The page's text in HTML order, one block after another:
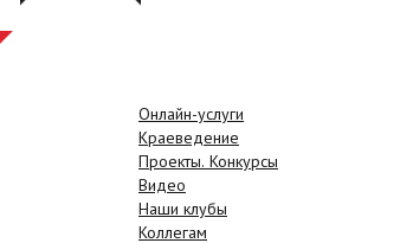
Онлайн-услуги
Краеведение
Проекты. Конкурсы
Видео
Наши клубы
Коллегам